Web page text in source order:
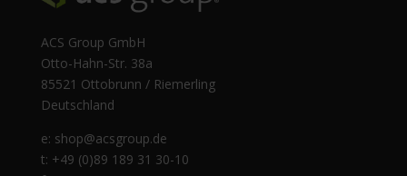
ACS Group GmbH
Otto-Hahn-Str. 38a
85521 Ottobrunn / Riemerling
Deutschland
e: shop@acsgroup.de
t: +49 (0)89 189 31 30-10